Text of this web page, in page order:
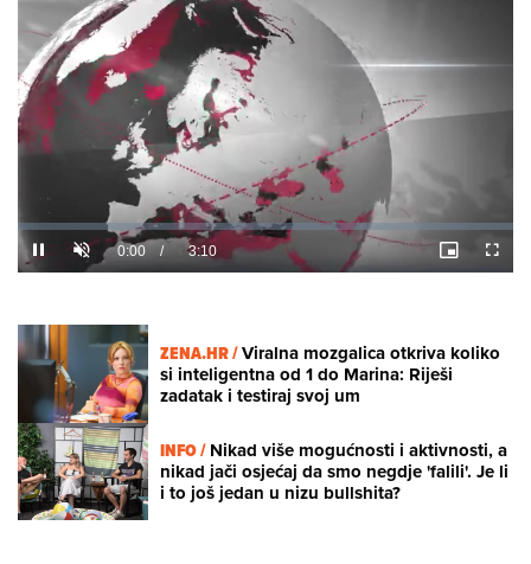
Unmute /
Loaded:
0%
ZENA.HR /Viralna mozgalica otkriva koliko
si inteligentna od 1 do Marina: Riješi
zadatak i testiraj svoj um
INFO /Nikad više mogućnosti i aktivnosti, a
nikad jači osjećaj da smo negdje 'falili'. Je li
i to još jedan u nizu bullshita?